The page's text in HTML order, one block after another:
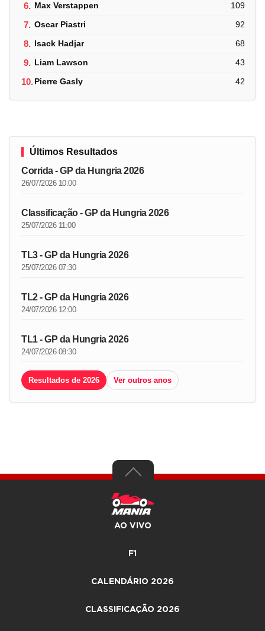
6. Max Verstappen 109
7. Oscar Piastri 92
8. Isack Hadjar 68
9. Liam Lawson 43
10.Pierre Gasly 42
Últimos Resultados
Corrida - GP da Hungria 2026
26/07/2026 10:00
Classificação - GP da Hungria 2026
25/07/2026 11:00
TL3 - GP da Hungria 2026
25/07/2026 07:30
TL2 - GP da Hungria 2026
24/07/2026 12:00
TL1 - GP da Hungria 2026
24/07/2026 08:30
Resultados de 2026 Ver outros anos
AO VIVO
F1
CALENDÁRIO 2026
CLASSIFICAÇÃO 2026